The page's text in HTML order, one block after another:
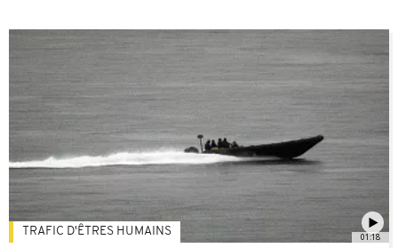
01:18
TRAFIC D'ÊTRES HUMAINS